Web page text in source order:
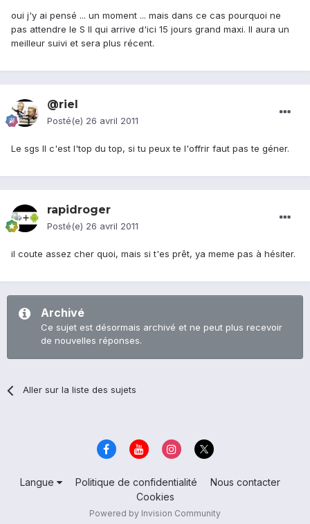
oui j'y ai pensé ... un moment ... mais dans ce cas pourquoi ne
pas attendre le S II qui arrive d'ici 15 jours grand maxi. Il aura un
meilleur suivi et sera plus récent.
@riel
Posté(e) 26 avril 2011
Le sgs II c'est l'top du top, si tu peux te l'offrir faut pas te géner.
rapidroger
Posté(e) 26 avril 2011
il coute assez cher quoi, mais si t'es prêt, ya meme pas à hésiter.
Archivé
Ce sujet est désormais archivé et ne peut plus recevoir
de nouvelles réponses.
Aller sur la liste des sujets
Langue Politique de confidentialité
Nous contacter
Cookies
Powered by Invision Community